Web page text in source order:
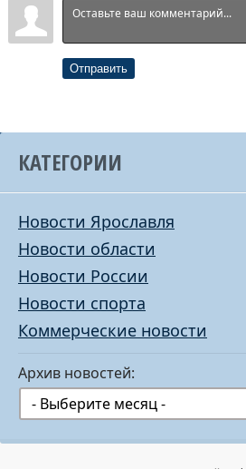
Отправить
КАТЕГОРИИ
Новости Ярославля
Новости области
Новости России
Новости спорта
Коммерческие новости
Архив новостей: